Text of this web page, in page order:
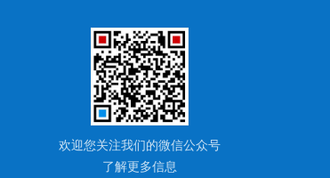
欢迎您关注我们的微信公众号
了解更多信息